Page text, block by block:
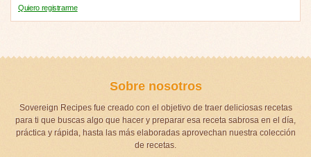
Quiero registrarme
Sobre nosotros
Sovereign Recipes fue creado con el objetivo de traer deliciosas recetas
para ti que buscas algo que hacer y preparar esa receta sabrosa en el día,
práctica y rápida, hasta las más elaboradas aprovechan nuestra colección
de recetas.